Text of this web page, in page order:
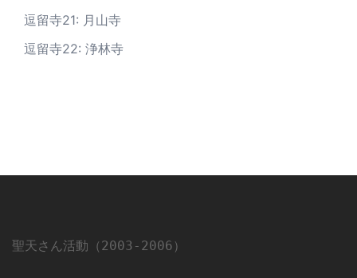
逗留寺21: 月山寺
逗留寺22: 浄林寺
聖天さん活動（2003-2006）